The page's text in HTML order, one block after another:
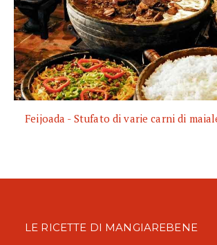
Feijoada - Stufato di varie carni di
LE RICETTE DI MANGIAREBENE